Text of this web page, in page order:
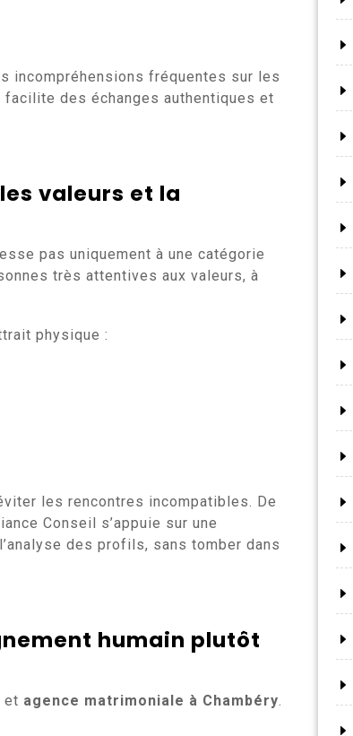
incompréhensions fréquentes sur les
des échanges authentiques et
valeurs et la
pas uniquement à une catégorie
très attentives aux valeurs, à
physique :
les rencontres incompatibles. De
Conseil s’appuie sur une
des profils, sans tomber dans
humain plutôt
et agence matrimoniale à Chambéry.